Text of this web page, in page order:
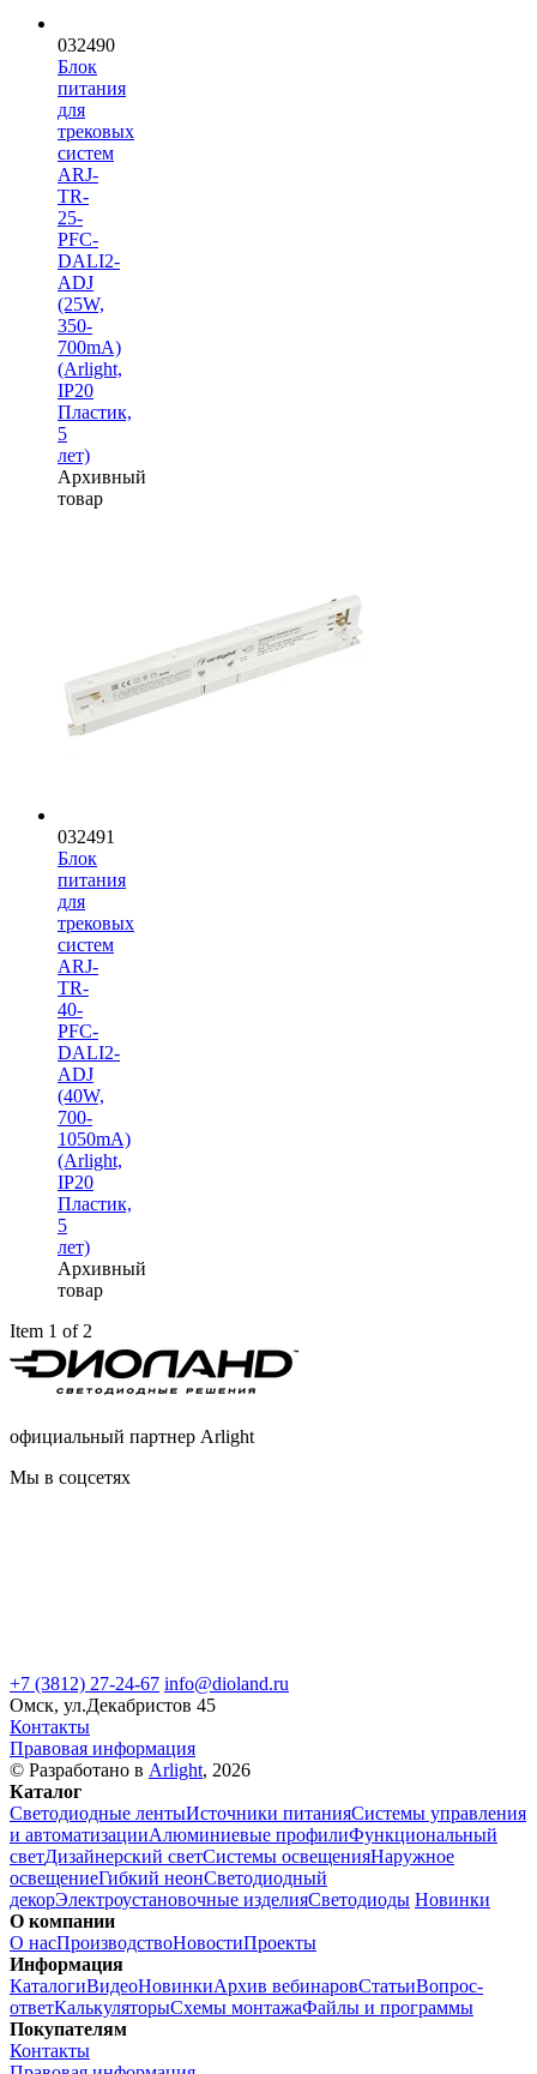
032490
Блок
питания
для
трековых
систем
ARJ-
TR-
25-
PFC-
DALI2-
ADJ
(25W,
350-
700mA)
(Arlight,
IP20
Пластик,
5
лет)
Архивный
товар
032491
Блок
питания
для
трековых
систем
ARJ-
TR-
40-
PFC-
DALI2-
ADJ
(40W,
700-
1050mA)
(Arlight,
IP20
Пластик,
5
лет)
Архивный
товар
Item 1 of 2
официальный партнер Arlight
Мы в соцсетях
+7 (3812) 27-24-67 info@dioland.ru
Омск, ул.Декабристов 45
Контакты
Правовая информация
© Разработано в Arlight, 2026
Каталог
Светодиодные лентыИсточники питанияСистемы управления
и автоматизацииАлюминиевые профилиФункциональный
светДизайнерский светСистемы освещенияНаружное
освещениеГибкий неонСветодиодный
декорЭлектроустановочные изделияСветодиоды Новинки
О компании
О насПроизводствоНовостиПроекты
Информация
КаталогиВидеоНовинкиАрхив вебинаровСтатьиВопрос-
ответКалькуляторыСхемы монтажаФайлы и программы
Покупателям
Контакты